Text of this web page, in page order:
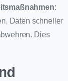
:
Daten schneller
Dies